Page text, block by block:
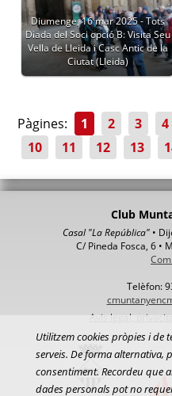
Diumenge, 16 mar 2025 - Tots
Diada del Soci opció B: Visita Seu
Vella de Lleida i Casc Antic de la
Ciutat (Lleida)
Pàgines: 1 2 3 4
10
11 12 13
Club
Casal "La República" •
C/ Pineda Fosca, 6 •
Telèfon:
Avis legal,
Utilitzem cookies pròpies i de
serveis. De forma alternativa,
consentiment. Recordeu que
dades personals pot no